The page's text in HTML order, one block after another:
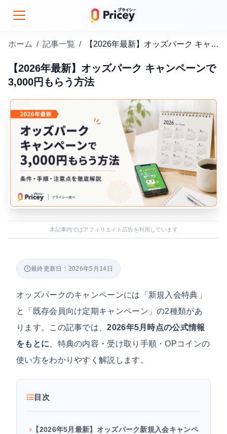
ホーム / 記事一覧 / 【2026年最新】オッズパーク キャンペーンで3,000円もらう方法
【2026年最新】オッズパーク キャンペーンで
3,000円もらう方法
本記事内ではアフィリエイト広告を利用しています
最終更新日：2026年5月14日
オッズパークのキャンペーンには「新規入会特典」
と「既存会員向け定期キャンペーン」の2種類があ
ります。この記事では、2026年5月時点の公式情報
をもとに 、特典の内容・受け取り手順・OPコインの
使い方をわかりやすく解説します。
目次
【2026年5月最新】オッズパーク新規入会キャンペ